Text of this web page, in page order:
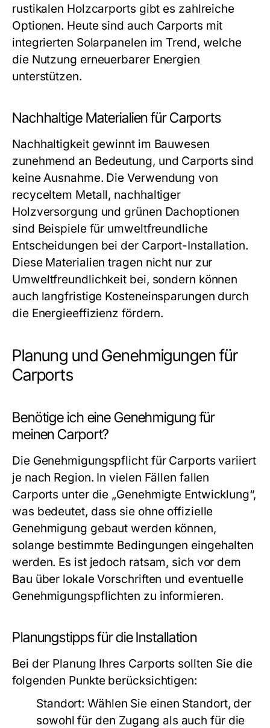
rustikalen Holzcarports gibt es zahlreiche
Optionen. Heute sind auch Carports mit
integrierten Solarpanelen im Trend, welche
die Nutzung erneuerbarer Energien
unterstützen.
Nachhaltige Materialien für Carports
Nachhaltigkeit gewinnt im Bauwesen
zunehmend an Bedeutung, und Carports sind
keine Ausnahme. Die Verwendung von
recyceltem Metall, nachhaltiger
Holzversorgung und grünen Dachoptionen
sind Beispiele für umweltfreundliche
Entscheidungen bei der Carport-Installation.
Diese Materialien tragen nicht nur zur
Umweltfreundlichkeit bei, sondern können
auch langfristige Kosteneinsparungen durch
die Energieeffizienz fördern.
Planung und Genehmigungen für
Carports
Benötige ich eine Genehmigung für
meinen Carport?
Die Genehmigungspflicht für Carports variiert
je nach Region. In vielen Fällen fallen
Carports unter die „Genehmigte Entwicklung“,
was bedeutet, dass sie ohne offizielle
Genehmigung gebaut werden können,
solange bestimmte Bedingungen eingehalten
werden. Es ist jedoch ratsam, sich vor dem
Bau über lokale Vorschriften und eventuelle
Genehmigungspflichten zu informieren.
Planungstipps für die Installation
Bei der Planung Ihres Carports sollten Sie die
folgenden Punkte berücksichtigen:
Standort: Wählen Sie einen Standort, der
sowohl für den Zugang als auch für die